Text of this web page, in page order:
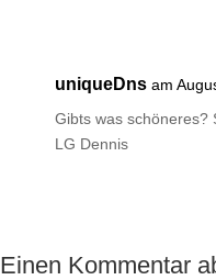
uniqueDns am
Gibts was schöneres?
LG Dennis
Einen Kommentar